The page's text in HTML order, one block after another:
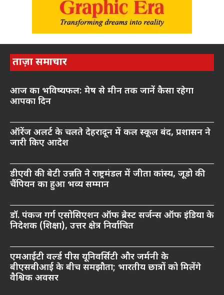
ताज़ा समाचार
आज का भविष्यफल: मेष से मीन तक जानें कैसा रहेगा
आपका दिन
ऑरेंज अलर्ट के चलते देहरादून में कल स्कूल बंद, प्रशासन ने
जारी किए आदेश
डीएवी की बेटी उन्नति ने राष्ट्रमंडल में जीता कांस्य, जूडो की
चैंपियन का हुआ भव्य सम्मान
डॉ. पंकज गर्ग एसोसिएशन ऑफ ब्रेस्ट सर्जन्स ऑफ इंडिया के
निदेशक (शिक्षा), उत्तर क्षेत्र निर्वाचित
एमआईटी वर्ल्ड पीस यूनिवर्सिटी और जर्मनी के
बीएसबीआई के बीच समझौता; भारतीय छात्रों को मिलेंगे
वैश्विक अवसर